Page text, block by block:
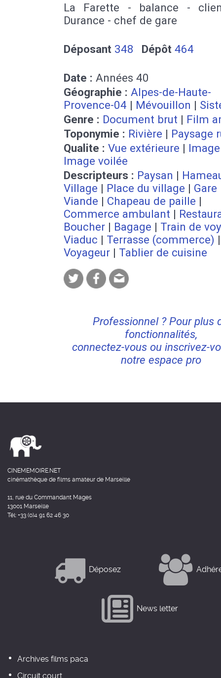
La Farette - balance -
Durance - chef de gare
Déposant 348 Dépôt 464
Date : Années 40
Géographie : Alpes-de-Haute-
Provence-04 | Mévouillon |
Genre : Document brut | Film
Toponymie : Rivière | Paysage
Qualite : Vue extérieure |
Image voilée
Descripteurs : Paysan |
Village | Place du village | Gare
Viande | Chapeau de paille |
Commerce ambulant |
Boucher | Bagage | Train de
Viaduc | Terrasse (commerce) |
Voyageur | Tablier de cuisine
Professionnel ? Pour plus
fonctionnalités,
connectez-vous ou inscrivez-
notre espace pro
CINEMEMOIRE.NET
cinémathèque de films amateur de Marseille
11, rue du Commandant Mages
13001 Marseille
Tél: +33 (0)4 91 62 46 30
Déposez
News letter
Archives films paca
Circuit court